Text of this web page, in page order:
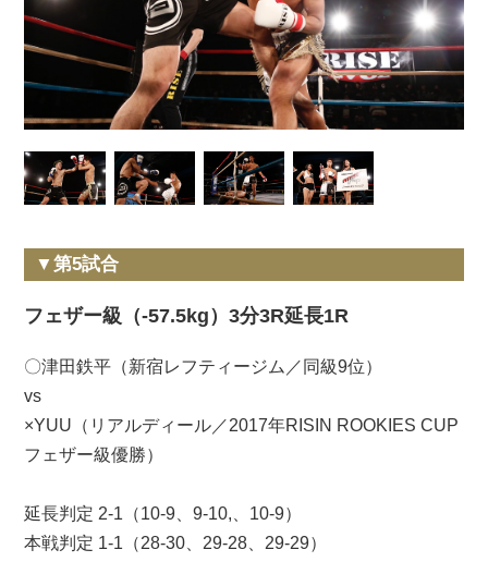
▼第5試合
フェザー級（-57.5kg）3分3R延長1R
〇津田鉄平（新宿レフティージム／同級9位）
vs
×YUU（リアルディール／2017年RISIN ROOKIES CUP
フェザー級優勝）
延長判定 2-1（10-9、9-10,、10-9）
本戦判定 1-1（28-30、29-28、29-29）